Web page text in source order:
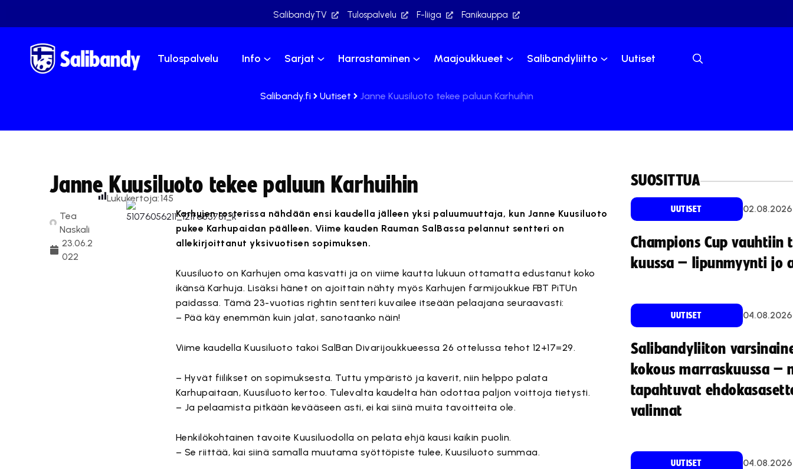
SalibandyTV Tulospalvelu F-liiga Fanikauppa
Tulospalvelu Info Sarjat Harrastaminen Maajoukkueet Salibandyliitto Uutiset
Salibandy.fi Uutiset Janne Kuusiluoto tekee paluun Karhuihin
Janne Kuusiluoto tekee paluun Karhuihin
Tea
Naskali
23.06.2
022
Lukukertoja:145
Karhujen rosterissa nähdään ensi kaudella jälleen yksi paluumuuttaja, kun Janne Kuusiluoto
pukee Karhupaidan päälleen. Viime kauden Rauman SalBassa pelannut sentteri on
allekirjoittanut yksivuotisen sopimuksen.
Kuusiluoto on Karhujen oma kasvatti ja on viime kautta lukuun ottamatta edustanut koko
ikänsä Karhuja. Lisäksi hänet on ajoittain nähty myös Karhujen farmijoukkue FBT PiTUn
paidassa. Tämä 23-vuotias rightin sentteri kuvailee itseään pelaajana seuraavasti:
– Pää käy enemmän kuin jalat, sanotaanko näin!
Viime kaudella Kuusiluoto takoi SalBan Divarijoukkueessa 26 ottelussa tehot 12+17=29.
– Hyvät fiilikset on sopimuksesta. Tuttu ympäristö ja kaverit, niin helppo palata
Karhupaitaan, Kuusiluoto kertoo. Tulevalta kaudelta hän odottaa paljon voittoja tietysti.
– Ja pelaamista pitkään kevääseen asti, ei kai siinä muita tavoitteita ole.
Henkilökohtainen tavoite Kuusiluodolla on pelata ehjä kausi kaikin puolin.
– Se riittää, kai siinä samalla muutama syöttöpiste tulee, Kuusiluoto summaa.
SUOSITTUA
UUTISET 02.08.2026
Champions Cup vauhtiin
kuussa – lipunmyynti jo
UUTISET 04.08.2026
Salibandyliiton
kokous marraskuussa –
tapahtuvat
valinnat
UUTISET 04.08.2026